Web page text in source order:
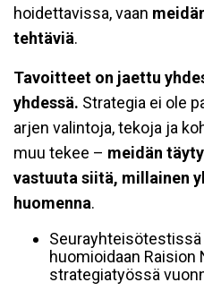
hoidettavissa, vaan
tehtäviä.
Tavoitteet on jaettu
yhdessä. Strategia ei ole
arjen valintoja, tekoja ja
muu tekee – meidän
vastuuta siitä, millainen
huomenna.
huomioidaan Raision
strategiatyössä